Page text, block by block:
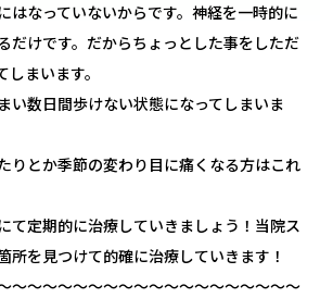
はなっていないからです。神経を一時的に
だけです。だからちょっとした事をしただ
まいます。
い数日間歩けない状態になってしまいま
りとか季節の変わり目に痛くなる方はこれ
て定期的に治療していきましょう！当院ス
所を見つけて的確に治療していきます！
～～～～～～～～～～～～～～～～～～～